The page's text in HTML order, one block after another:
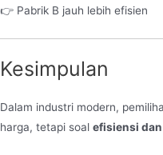
👉 Pabrik B jauh lebih efisien
Kesimpulan
Dalam industri modern,
harga, tetapi soal efisiensi